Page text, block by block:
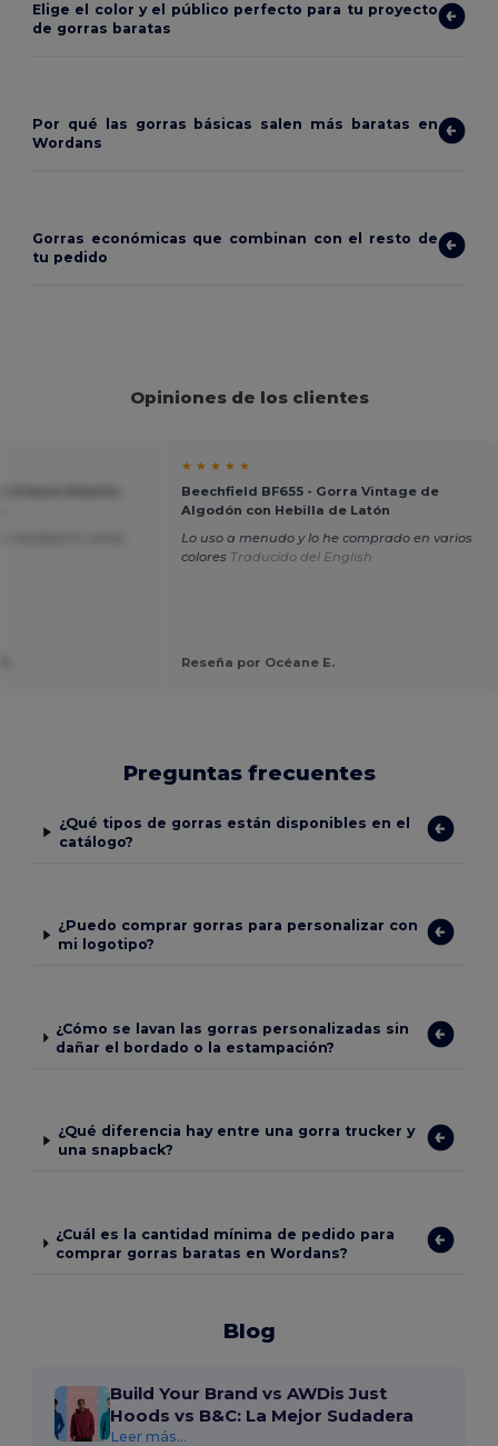
Elige el color y el público perfecto para tu proyecto
de gorras baratas
Por qué las gorras básicas salen más baratas en
Wordans
Gorras económicas que combinan con el resto de
tu pedido
Opiniones de los clientes
★ ★ ★ ★ ★
Beechfield BF655 - Gorra Vintage de
Algodón con Hebilla de Latón
Lo uso a menudo y lo he comprado en varios
colores Traducido del English
Reseña por Océane E.
Preguntas frecuentes
¿Qué tipos de gorras están disponibles en el
catálogo?
¿Puedo comprar gorras para personalizar con
mi logotipo?
¿Cómo se lavan las gorras personalizadas sin
dañar el bordado o la estampación?
¿Qué diferencia hay entre una gorra trucker y
una snapback?
¿Cuál es la cantidad mínima de pedido para
comprar gorras baratas en Wordans?
Blog
Build Your Brand vs AWDis Just
Hoods vs B&C: La Mejor Sudadera
Leer más...